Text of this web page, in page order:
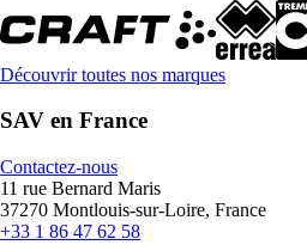
Découvrir toutes nos marques
SAV en France
Contactez-nous
11 rue Bernard Maris
37270 Montlouis-sur-Loire, France
+33 1 86 47 62 58